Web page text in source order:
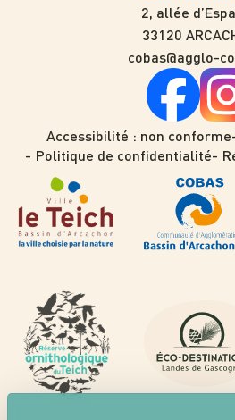
2, allée
33120
cobas@agglo-
Accessibilité : non conforme
Politique de confidentialité